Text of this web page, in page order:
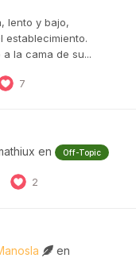
lento y bajo,
establecimiento.
la cama de su...
7
en Off-Topic
2
en